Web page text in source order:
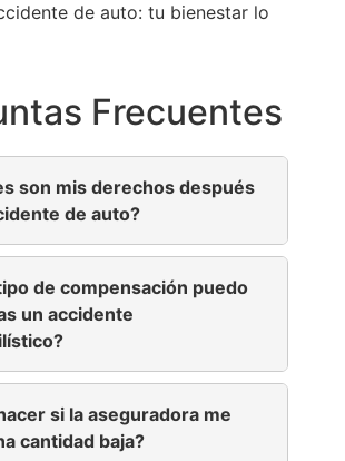
de auto: tu bienestar lo
Frecuentes
son mis derechos después
de auto?
de compensación puedo
un accidente
si la aseguradora me
cantidad baja?